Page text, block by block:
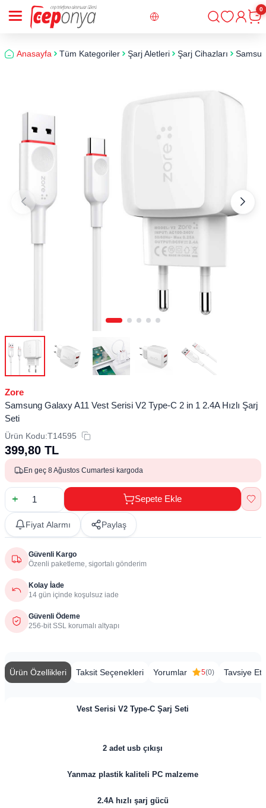
Giriş
0
Anasayfa Tüm Kategoriler Şarj Aletleri Şarj Cihazları
Zore
Samsung Galaxy A11 Vest Serisi V2 Type-C 2 in 1 2.4A Hızlı Şarj
Seti
Ürün Kodu:T14595
399,80 TL
En geç 8 Ağustos Cumartesi kargoda
Sepete Ekle
Fiyat Alarmı Paylaş
Güvenli Kargo
Özenli paketleme, sigortalı gönderim
Kolay İade
14 gün içinde koşulsuz iade
Güvenli Ödeme
256-bit SSL korumalı altyapı
Ürün Özellikleri Taksit Seçenekleri Yorumlar 5(0) Tavsiye Et
Vest Serisi V2 Type-C Şarj Seti
2 adet usb çıkışı
Yanmaz plastik kaliteli PC malzeme
2.4A hızlı şarj gücü